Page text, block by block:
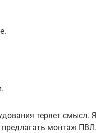
теряет смысл. Я
предлагать монтаж ПВЛ.